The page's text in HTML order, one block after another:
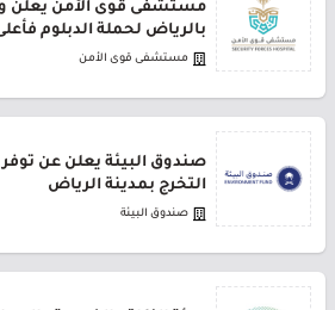
مستشفى قوى الأمن يعلن
بالرياض لحملة الدبلوم
مستشفى قوى الأمن
صندوق البيئة يعلن عن
التخرج بمدينة الرياض
صندوق البيئة